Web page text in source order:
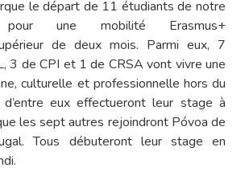
le départ de 11 étudiants de notre
pour une mobilité Erasmus+
de deux mois. Parmi eux, 7
3 de CPI et 1 de CRSA vont vivre une
culturelle et professionnelle hors du
d’entre eux effectueront leur stage à
les sept autres rejoindront Póvoa de
Tous débuteront leur stage en